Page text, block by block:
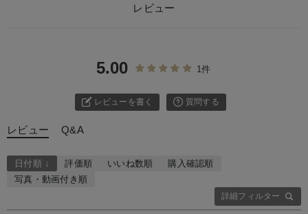
レビュー
5.00 1件
レビューを書く 質問する
レビュー Q&A
詳細フィルター
日付順 ↓ 評価順 いいね数順
購入確認順
写真・動画付き順